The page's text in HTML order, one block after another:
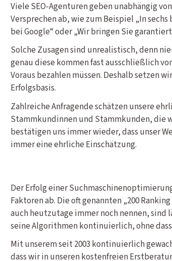
Viele SEO-Agenturen geben unabhängig
Versprechen ab, wie zum Beispiel „In
bei Google“ oder „Wir bringen Sie
Solche Zusagen sind unrealistisch, denn
genau diese kommen fast ausschließlich
Voraus bezahlen müssen. Deshalb setzen
Erfolgsbasis.
Zahlreiche Anfragende schätzen unsere
Stammkundinnen und Stammkunden, die
bestätigen uns immer wieder, dass unser
immer eine ehrliche Einschätzung.
Der Erfolg einer
Faktoren ab. Die oft genannten „200
auch heutzutage immer noch nennen,
seine Algorithmen kontinuierlich, ohne
Mit unserem seit 2003 kontinuierlich
dass wir in unseren kostenfreien